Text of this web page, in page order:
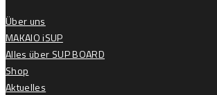
Über uns
MAKAIO iSUP
Alles über SUP BOARD
Shop
Aktuelles